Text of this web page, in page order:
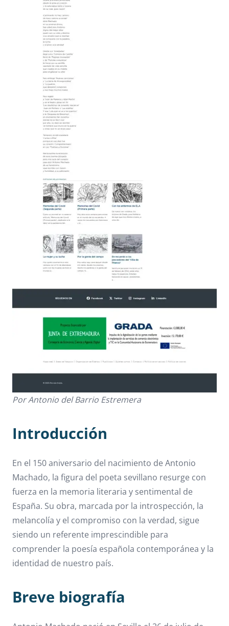
Por Antonio del Barrio Estremera
Introducción
En el 150 aniversario del nacimiento de Antonio
Machado, la figura del poeta sevillano resurge con
fuerza en la memoria literaria y sentimental de
España. Su obra, marcada por la introspección, la
melancolía y el compromiso con la verdad, sigue
siendo un referente imprescindible para
comprender la poesía española contemporánea y la
identidad de nuestro país.
Breve biografía